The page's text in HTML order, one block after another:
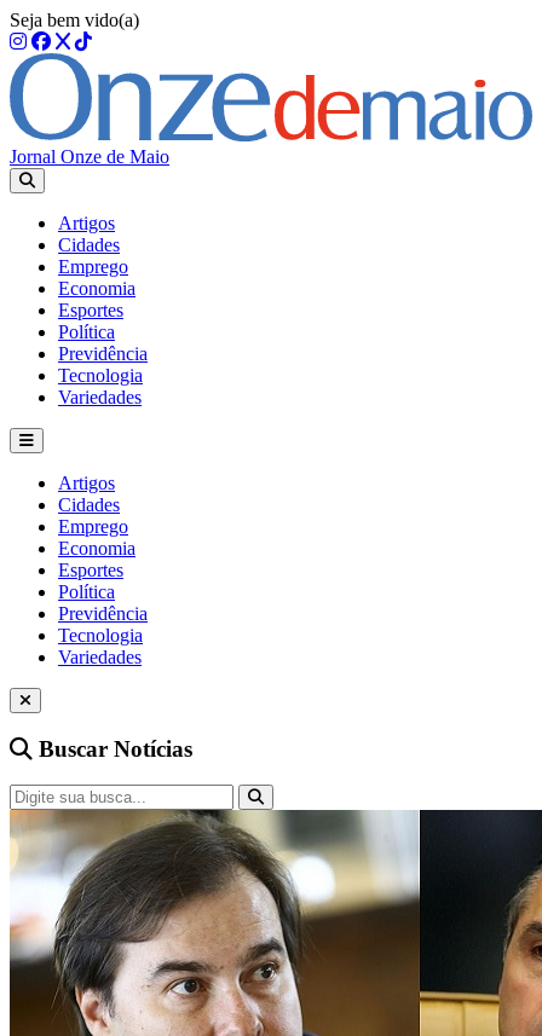
Seja bem vido(a)
Jornal Onze de Maio
Artigos
Cidades
Emprego
Economia
Esportes
Política
Previdência
Tecnologia
Variedades
Artigos
Cidades
Emprego
Economia
Esportes
Política
Previdência
Tecnologia
Variedades
Buscar Notícias